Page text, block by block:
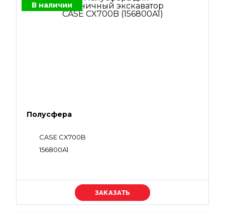
В наличии
Полусфера
CASE CX700B
156800A1
Уточняйте цену